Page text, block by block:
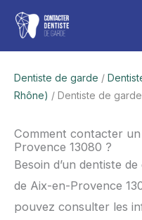
Aller
contenu
Dentiste de garde /
Rhône) / Dentiste de
Comment contacter
Provence 13080 ?
Besoin d’un dentiste
de Aix-en-Provence
pouvez consulter les